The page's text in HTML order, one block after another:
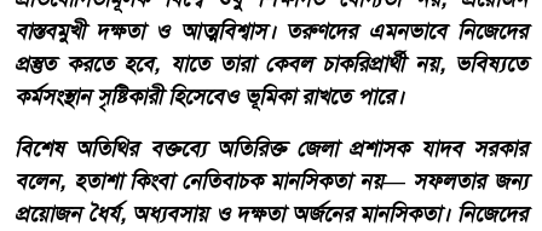
বাস্তবমুখী দক্ষতা ও আত্মবিশ্বাস। তরুণদের এমনভাবে নিজেদের
প্রস্তুত করতে হবে, যাতে তারা কেবল চাকরিপ্রার্থী নয়, ভবিষ্যতে
কর্মসংস্থান সৃষ্টিকারী হিসেবেও ভূমিকা রাখতে পারে।
বিশেষ অতিথির বক্তব্যে অতিরিক্ত জেলা প্রশাসক যাদব সরকার
বলেন, হতাশা কিংবা নেতিবাচক মানসিকতা নয়— সফলতার জন্য
প্রয়োজন ধৈর্য, অধ্যবসায় ও দক্ষতা অর্জনের মানসিকতা। নিজেদের